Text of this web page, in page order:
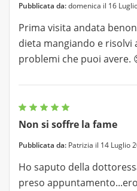
Pubblicata da:domenica il 16
Prima visita andata
dieta mangiando e risolvi
problemi che puoi avere.
Non si soffre la fame
Pubblicata da: Patrizia il 14 Luglio
Ho saputo della
preso